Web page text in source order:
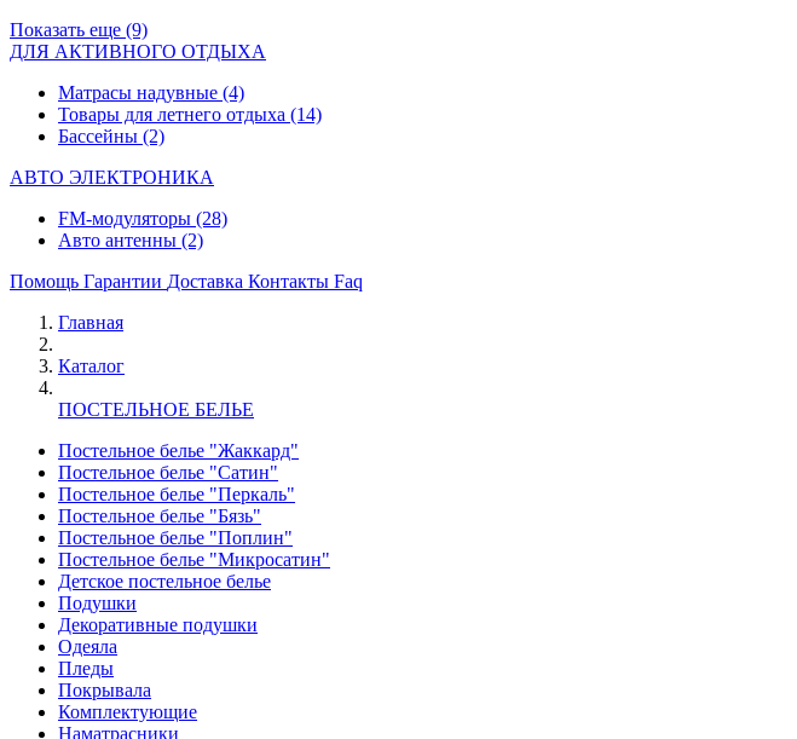
Показать еще (9)
ДЛЯ АКТИВНОГО ОТДЫХА
Матрасы надувные (4)
Товары для летнего отдыха (14)
Бассейны (2)
АВТО ЭЛЕКТРОНИКА
FM-модуляторы (28)
Авто антенны (2)
Помощь Гарантии Доставка Контакты Faq
Главная
Каталог
ПОСТЕЛЬНОЕ БЕЛЬЕ
Постельное белье "Жаккард"
Постельное белье "Сатин"
Постельное белье "Перкаль"
Постельное белье "Бязь"
Постельное белье "Поплин"
Постельное белье "Микросатин"
Детское постельное белье
Подушки
Декоративные подушки
Одеяла
Пледы
Покрывала
Комплектующие
Наматрасники